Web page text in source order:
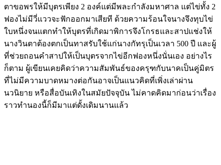
ตาขอพรให้มีบุตรเพียง 2 องค์แต่มีพละกำลังมหาศาล แต่ไข่ทั้ง 2
ฟองไม่มีวี่แววจะฟักออกมาเสียที ด้วยความร้อนใจนางจึงทุบไข่
ใบหนึ่งจนแตกทำให้บุตรที่เกิดมาพิการจึงโกรธและสาปแช่งให้
นางวินตาต้องตกเป็นทาสรับใช้แก่นางกัทรุเป็นเวลา 500 ปี และผู้
ที่ช่วยถอนคำสาปให้เป็นบุตรจากไข่อีกฟองหนึ่งนั่นเอง อย่างไร
ก็ตาม ผู้เขียนเคยคิดว่าความสัมพันธ์ของครุฑกับนาคเป็นคู่มิตร
ที่ไม่มีความบาดหมางต่อกันอาจเป็นแนวคิดที่เพิ่งเล่าผ่าน
นวนิยาย หรือสื่อบันเทิงในสมัยปัจจุบัน ไม่คาดคิดมาก่อนว่าเรื่อง
ราวทำนองนี้ก็มีมาแต่ดั้งเดิมนานแล้ว